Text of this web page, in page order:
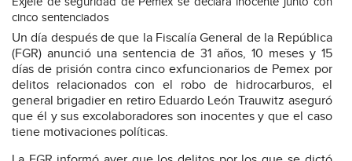
cinco sentenciados
Un día después de que la Fiscalía General de la República
(FGR) anunció una sentencia de 31 años, 10 meses y 15
días de prisión contra cinco exfuncionarios de Pemex por
delitos relacionados con el robo de hidrocarburos, el
general brigadier en retiro Eduardo León Trauwitz aseguró
que él y sus excolaboradores son inocentes y que el caso
tiene motivaciones políticas.